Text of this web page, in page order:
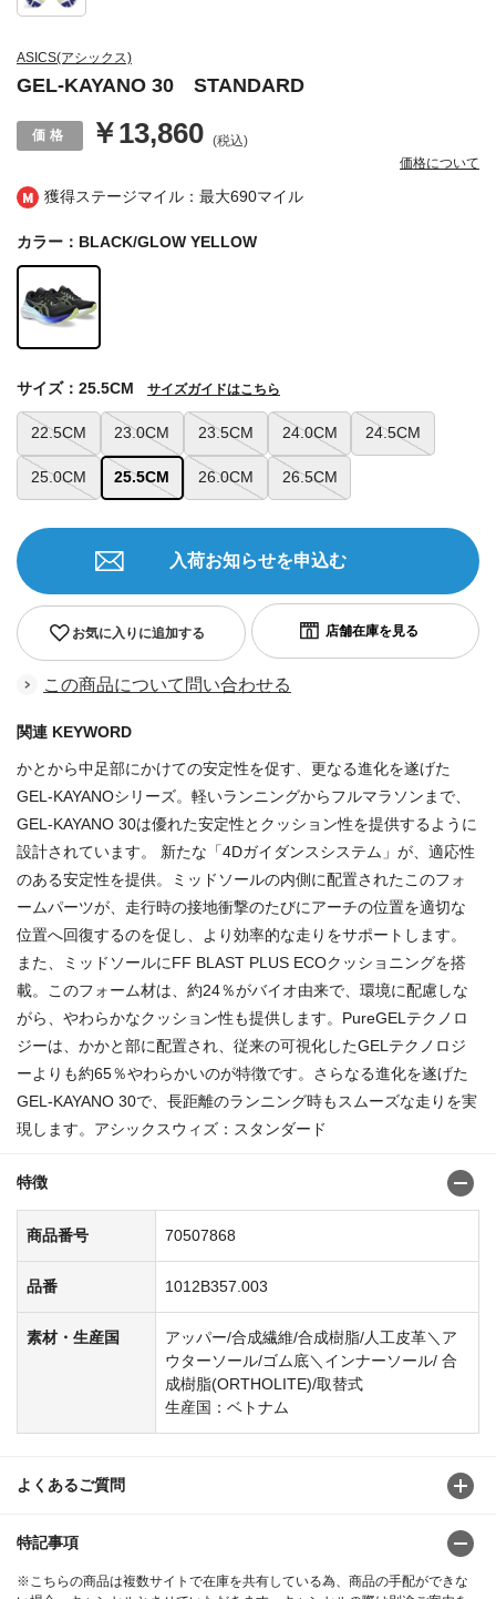
獲得ステージマイル：最大690マイル
ASICS(アシックス)
GEL-KAYANO 30 STANDARD
￥13,860 (税込)
価格について
カラー：BLACK/GLOW YELLOW
22.5CM 23.0CM 23.5CM 24.0CM 24.5CM
25.0CM 25.5CM 26.0CM 26.5CM
サイズ：25.5CM サイズガイドはこちら
お気に入りに追加する
入荷お知らせを申込む
この商品について問い合わせる
関連 KEYWORD
かとから中足部にかけての安定性を促す、更なる進化を遂げた
GEL-KAYANOシリーズ。軽いランニングからフルマラソンまで、
GEL-KAYANO 30は優れた安定性とクッション性を提供するように
設計されています。 新たな「4Dガイダンスシステム」が、適応性
のある安定性を提供。ミッドソールの内側に配置されたこのフォ
ームパーツが、走行時の接地衝撃のたびにアーチの位置を適切な
位置へ回復するのを促し、より効率的な走りをサポートします。
また、ミッドソールにFF BLAST PLUS ECOクッショニングを搭
載。このフォーム材は、約24％がバイオ由来で、環境に配慮しな
がら、やわらかなクッション性も提供します。PureGELテクノロ
ジーは、かかと部に配置され、従来の可視化したGELテクノロジ
ーよりも約65％やわらかいのが特徴です。さらなる進化を遂げた
GEL-KAYANO 30で、長距離のランニング時もスムーズな走りを実
現します。アシックスウィズ：スタンダード
特徴
商品番号 70507868
品番 1012B357.003
素材・生産国
アッパー/合成繊維/合成樹脂/人工皮革＼ア
ウターソール/ゴム底＼インナーソール/ 合
成樹脂(ORTHOLITE)/取替式
生産国：ベトナム
よくあるご質問
特記事項
※こちらの商品は複数サイトで在庫を共有している為、商品の手配ができな